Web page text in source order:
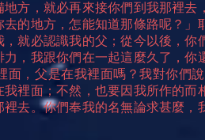
方，就必再來接你們到我那裡
的地方，怎能知道那條路呢？
就必認識我的父；從今以後，
，我跟你們在一起這麼久了，
面，父是在我裡面嗎？我對你們
裡面；不然，也要因我所作的
去。你們奉我的名無論求甚麼